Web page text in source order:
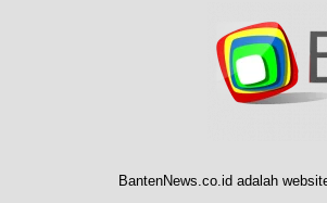
BantenNews.co.id adalah